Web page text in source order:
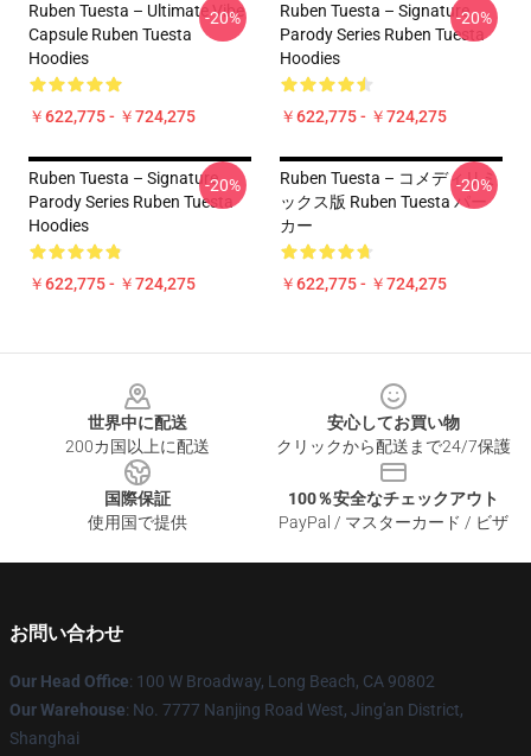
Ruben Tuesta – Ultimate Vibe
Capsule Ruben Tuesta
Hoodies
￥622,775 - ￥724,275
-20%
Ruben Tuesta – Signature
Parody Series Ruben Tuesta
Hoodies
￥622,775 - ￥724,275
-20%
Ruben Tuesta – Signature
Parody Series Ruben Tuesta
Hoodies
￥622,775 - ￥724,275
-20%
Ruben Tuesta – コメディリミ
ックス版 Ruben Tuesta パー
カー
￥622,775 - ￥724,275
-20%
世界中に配送
200カ国以上に配送
安心してお買い物
クリックから配送まで24/7保護
国際保証
使用国で提供
100％安全なチェックアウト
PayPal / マスターカード / ビザ
お問い合わせ
Our Head Office: 100 W Broadway, Long Beach, CA 90802
Our Warehouse: No. 7777 Nanjing Road West, Jing'an District,
Shanghai